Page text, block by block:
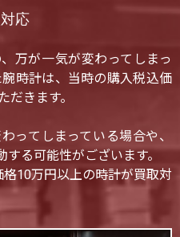
応
万が一気が変わってしまっ
時計は、当時の購入税込価
きます。
ってしまっている場合や、
る可能性がございます。
10万円以上の時計が買取対